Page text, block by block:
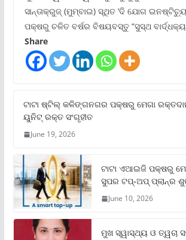
ସାନ୍ତାକ୍ରୁଜ୍ (ମୁମ୍ବାଇ) ସ୍ଥିତ ‘ଦି ଯୋଗ
ପକ୍ଷରୁ ଚଳିତ ବର୍ଷର ବିଷୟବସ୍ତୁ “ସୁସ୍ଥ ବାର୍ଦ୍ଧକ୍ୟ
Share
ଟାଟା ଷ୍ଟିଲ୍‌ କଳିଙ୍ଗନଗର ପକ୍ଷରୁ ମେଗା
ୟୁନିଟ୍‌ ରକ୍ତ ସଂଗୃହୀତ
June 19, 2026
ଟାଟା ଏଆଇଜି ପକ୍ଷରୁ
ସୁପର ଟପ୍‌-ଅପ୍ ପ୍ଲାନ୍‌ର
June 10, 2026
ମୁଖ ସ୍ୱାସ୍ଥ୍ୟ ଓ ତ୍ୱଚା